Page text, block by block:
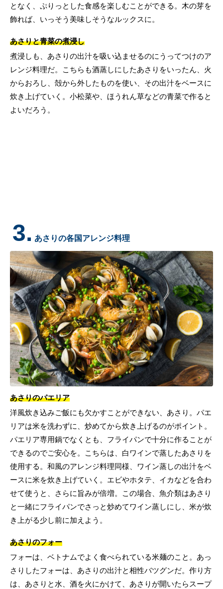
となく、ぷりっとした食感を楽しむことができる。木の芽を
飾れば、いっそう美味しそうなルックスに。
あさりと青菜の煮浸し
煮浸しも、あさりの出汁を吸い込ませるのにうってつけのア
レンジ料理だ。こちらも酒蒸しにしたあさりをいったん、火
からおろし、殻から外したものを使い、その出汁をベースに
炊き上げていく。小松菜や、ほうれん草などの青菜で作ると
よいだろう。
3. あさりの各国アレンジ料理
あさりのパエリア
洋風炊き込みご飯にも欠かすことができない、あさり。パエ
リアは米を洗わずに、炒めてから炊き上げるのがポイント。
パエリア専用鍋でなくとも、フライパンで十分に作ることが
できるのでご安心を。こちらは、白ワインで蒸したあさりを
使用する。和風のアレンジ料理同様、ワイン蒸しの出汁をベ
ースに米を炊き上げていく。エビやホタテ、イカなどを合わ
せて使うと、さらに旨みが倍増。この場合、魚介類はあさり
と一緒にフライパンでさっと炒めてワイン蒸しにし、米が炊
き上がる少し前に加えよう。
あさりのフォー
フォーは、ベトナムでよく食べられている米麺のこと。あっ
さりしたフォーは、あさりの出汁と相性バツグンだ。作り方
は、あさりと水、酒を火にかけて、あさりが開いたらスープ